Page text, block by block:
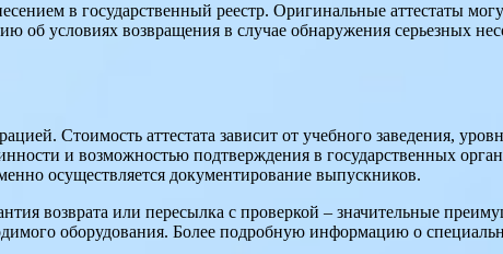
в государственный реестр. Оригинальные аттестаты
условиях возвращения в случае обнаружения серьезных
Стоимость аттестата зависит от учебного заведения,
и возможностью подтверждения в государственных
осуществляется документирование выпускников.
возврата или пересылка с проверкой – значительные
оборудования. Более подробную информацию о